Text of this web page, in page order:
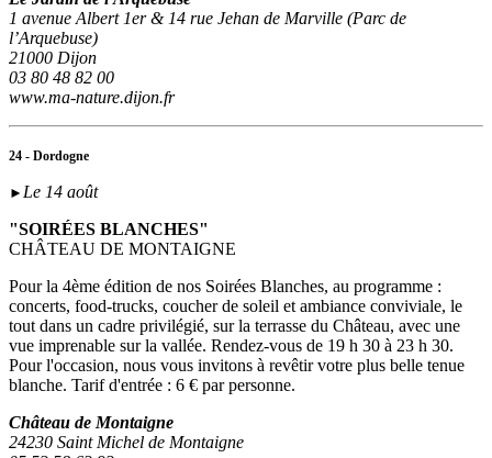
1 avenue Albert 1er & 14 rue Jehan de Marville (Parc de
l’Arquebuse)
21000 Dijon
03 80 48 82 00
www.ma-nature.dijon.fr
24 - Dordogne
► Le 14 août
"SOIRÉES BLANCHES"
CHÂTEAU DE MONTAIGNE
Pour la 4ème édition de nos Soirées Blanches, au programme :
concerts, food-trucks, coucher de soleil et ambiance conviviale, le
tout dans un cadre privilégié, sur la terrasse du Château, avec une
vue imprenable sur la vallée. Rendez-vous de 19 h 30 à 23 h 30.
Pour l'occasion, nous vous invitons à revêtir votre plus belle tenue
blanche. Tarif d'entrée : 6 € par personne.
Château de Montaigne
24230 Saint Michel de Montaigne